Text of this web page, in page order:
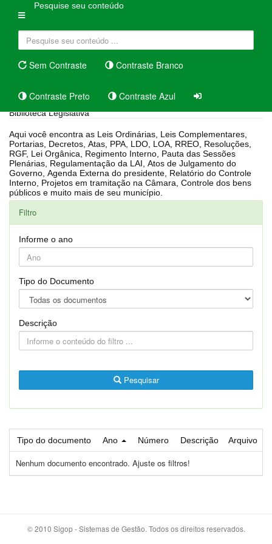
Pesquise seu conteúdo
Sem Contraste Contraste Branco
Contraste Preto Contraste Azul
Biblioteca Legislativa
Aqui você encontra as Leis Ordinárias, Leis Complementares,
Portarias, Decretos, Atas, PPA, LDO, LOA, RREO, Resoluções,
RGF, Lei Orgânica, Regimento Interno, Pauta das Sessões
Plenárias, Regulamentação da LAI, Atos de Julgamento do
Governo, Agenda Externa do presidente, Relatório do Controle
Interno, Projetos em tramitação na Câmara, Controle dos bens
públicos e muito mais de seu município.
Filtro
Informe o ano
Tipo do Documento
Descrição
Pesquisar
Tipo do documento Ano Número Descrição Arquivo
Nenhum documento encontrado. Ajuste os filtros!
© 2010 Sigop - Sistemas de Gestão. Todos os direitos reservados.